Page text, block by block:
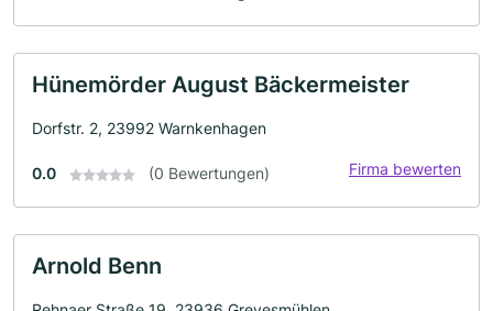
Hünemörder August Bäckermeister
Dorfstr. 2, 23992 Warnkenhagen
0.0 (0 Bewertungen) Firma bewerten
Arnold Benn